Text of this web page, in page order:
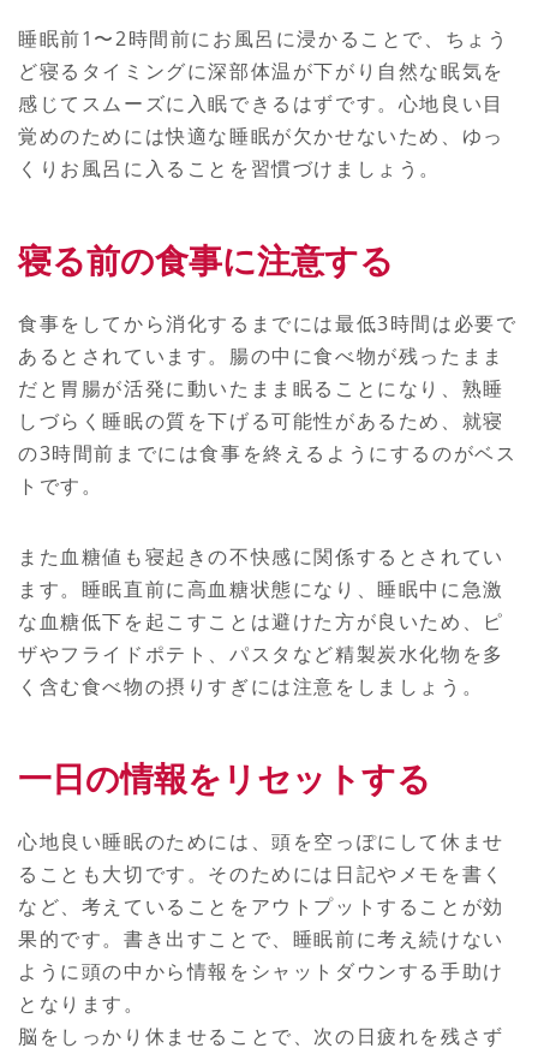
睡眠前1〜2時間前にお風呂に浸かることで、ちょう
ど寝るタイミングに深部体温が下がり自然な眠気を
感じてスムーズに入眠できるはずです。心地良い目
覚めのためには快適な睡眠が欠かせないため、ゆっ
くりお風呂に入ることを習慣づけましょう。
寝る前の食事に注意する
食事をしてから消化するまでには最低3時間は必要で
あるとされています。腸の中に食べ物が残ったまま
だと胃腸が活発に動いたまま眠ることになり、熟睡
しづらく睡眠の質を下げる可能性があるため、就寝
の3時間前までには食事を終えるようにするのがベス
トです。
また血糖値も寝起きの不快感に関係するとされてい
ます。睡眠直前に高血糖状態になり、睡眠中に急激
な血糖低下を起こすことは避けた方が良いため、ピ
ザやフライドポテト、パスタなど精製炭水化物を多
く含む食べ物の摂りすぎには注意をしましょう。
一日の情報をリセットする
心地良い睡眠のためには、頭を空っぽにして休ませ
ることも大切です。そのためには日記やメモを書く
など、考えていることをアウトプットすることが効
果的です。書き出すことで、睡眠前に考え続けない
ように頭の中から情報をシャットダウンする手助け
となります。
脳をしっかり休ませることで、次の日疲れを残さず